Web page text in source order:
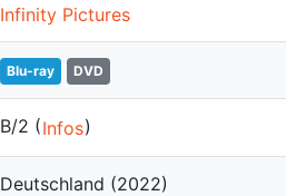
Infinity Pictures
Blu-ray DVD
B/2 (Infos)
Deutschland (2022)